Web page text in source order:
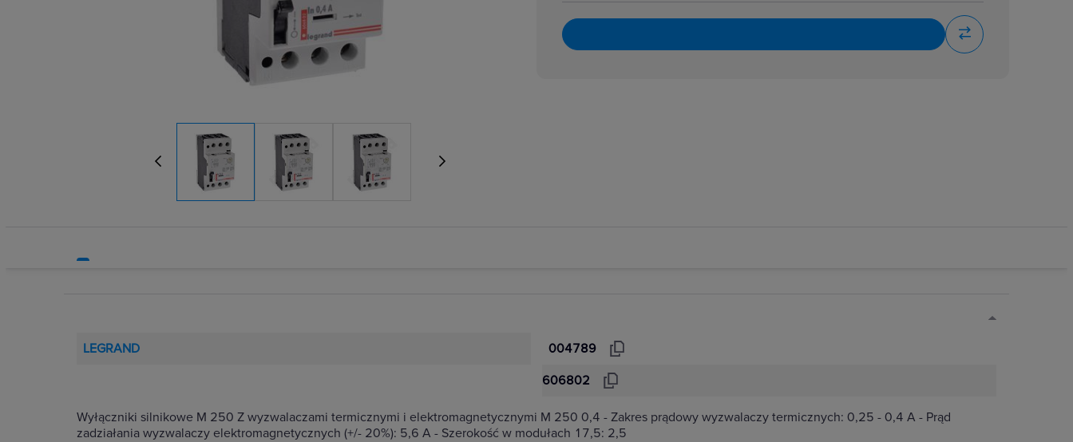
LEGRAND
004789
606802
Wyłączniki silnikowe M 250 Z wyzwalaczami termicznymi i elektromagnetycznymi M 250 0,4 - Zakres prądowy wyzwalaczy termicznych: 0,25 - 0,4 A - Prąd
zadziałania wyzwalaczy elektromagnetycznych (+/- 20%): 5,6 A - Szerokość w modułach 17,5: 2,5